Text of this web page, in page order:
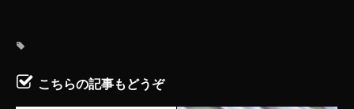
こちらの記事もどうぞ